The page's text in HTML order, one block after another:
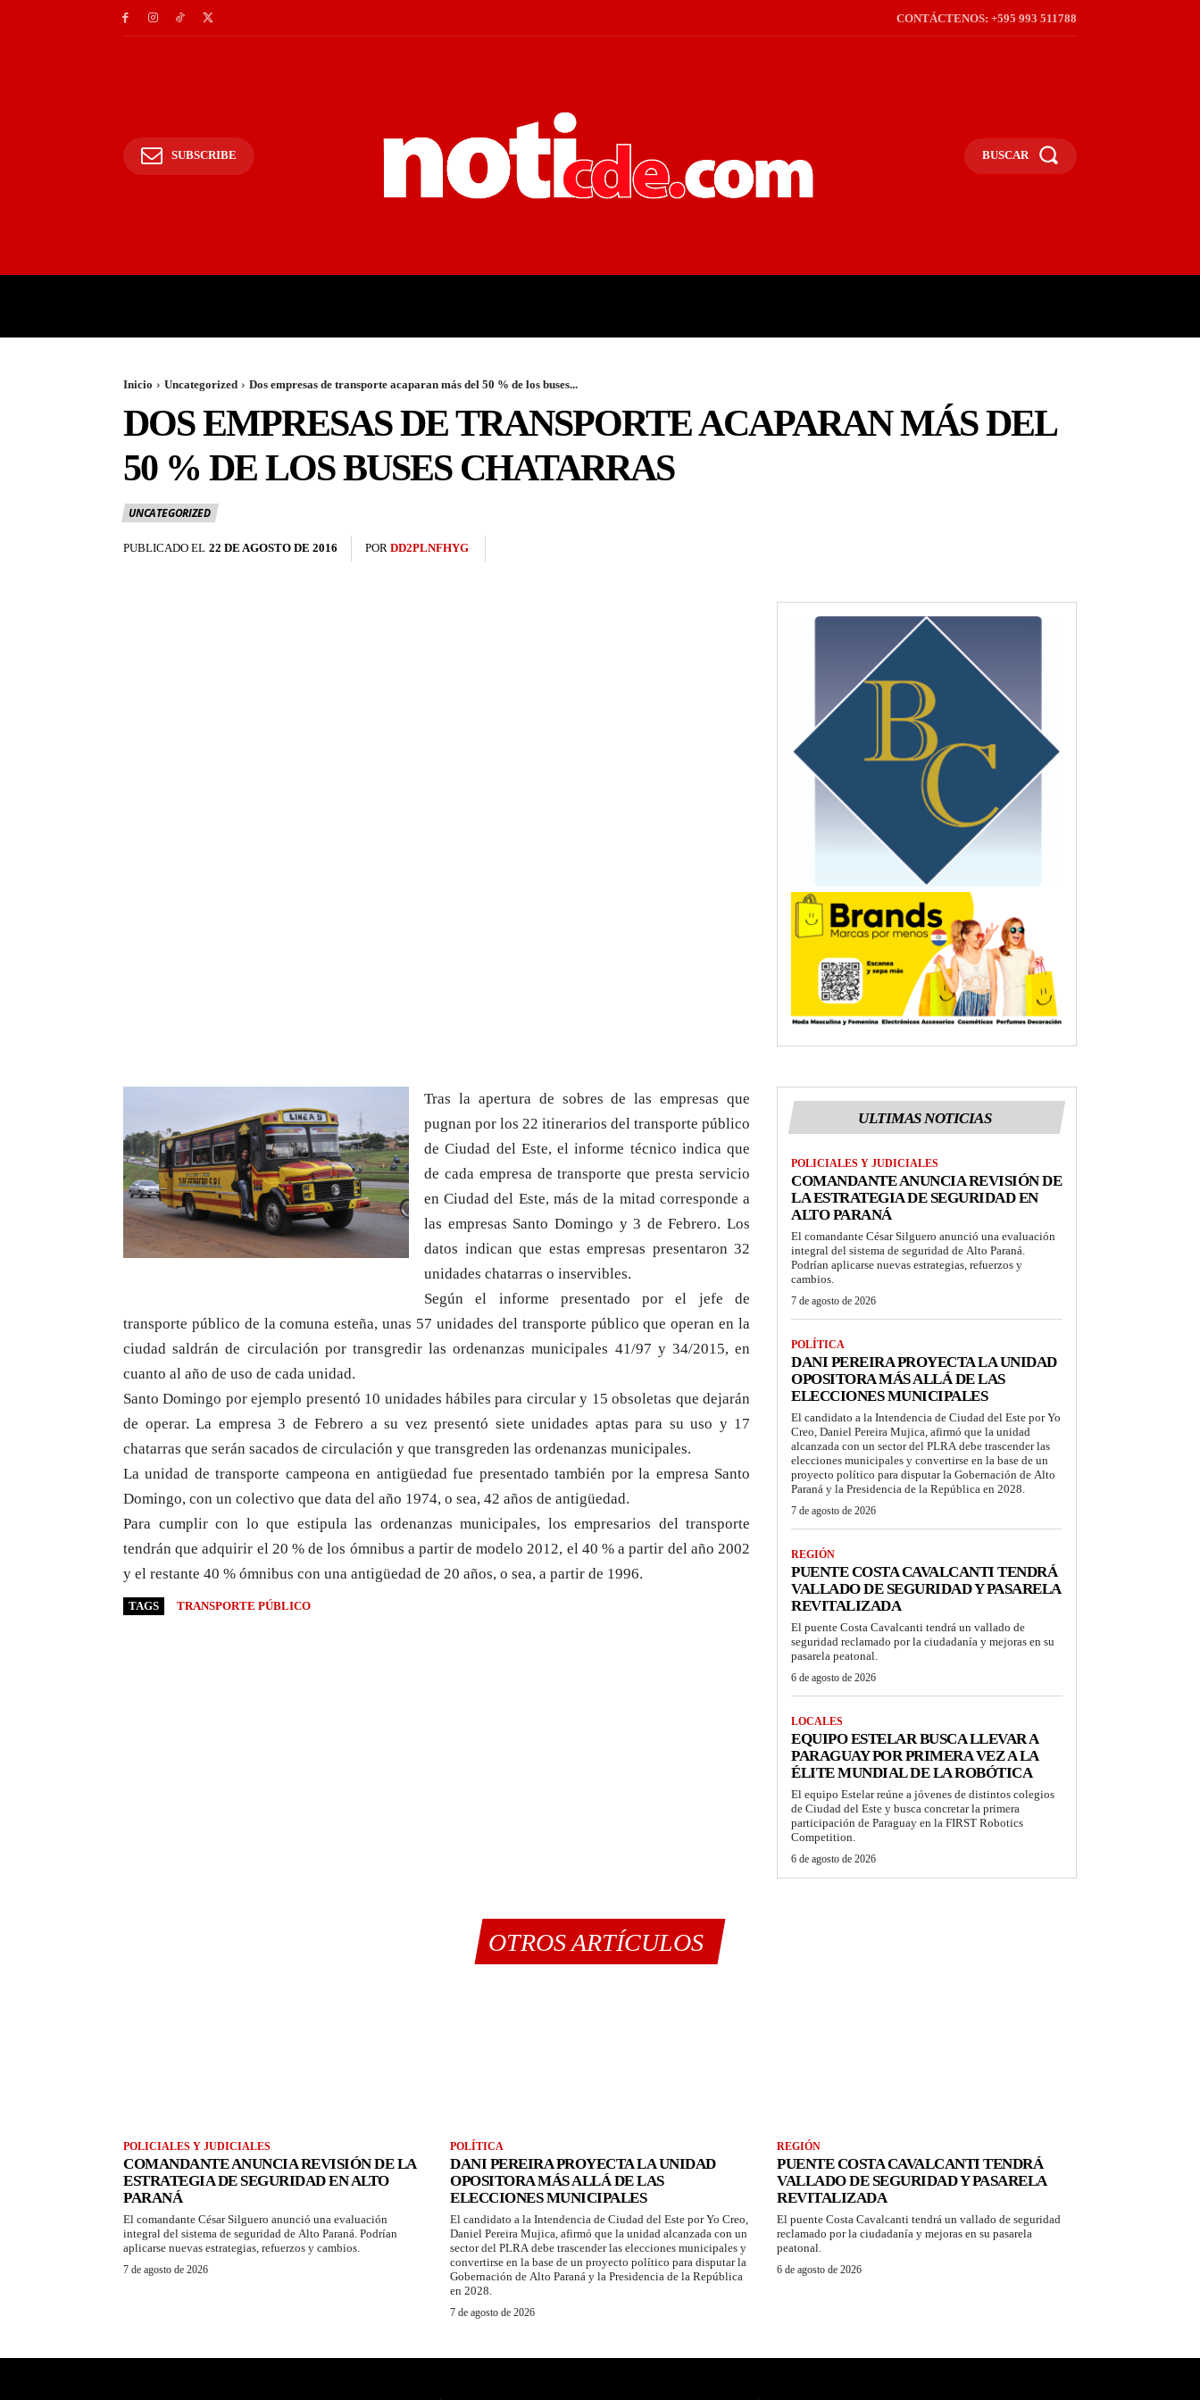
CONTÁCTENOS: +595 993 511788
SUBSCRIBE BUSCAR
Inicio Uncategorized Dos empresas de transporte acaparan más del 50 % de los buses...
DOS EMPRESAS DE TRANSPORTE ACAPARAN MÁS DEL
50 % DE LOS BUSES CHATARRAS
UNCATEGORIZED
PUBLICADO EL 22 DE AGOSTO DE 2016 POR DD2PLNFHYG
Tras la apertura de sobres de las empresas que
pugnan por los 22 itinerarios del transporte público
de Ciudad del Este, el informe técnico indica que
de cada empresa de transporte que presta servicio
en Ciudad del Este, más de la mitad corresponde a
las empresas Santo Domingo y 3 de Febrero. Los
datos indican que estas empresas presentaron 32
unidades chatarras o inservibles.
Según el informe presentado por el jefe de
transporte público de la comuna esteña, unas 57 unidades del transporte público que operan en la
ciudad saldrán de circulación por transgredir las ordenanzas municipales 41/97 y 34/2015, en
cuanto al año de uso de cada unidad.
Santo Domingo por ejemplo presentó 10 unidades hábiles para circular y 15 obsoletas que dejarán
de operar. La empresa 3 de Febrero a su vez presentó siete unidades aptas para su uso y 17
chatarras que serán sacados de circulación y que transgreden las ordenanzas municipales.
La unidad de transporte campeona en antigüedad fue presentado también por la empresa Santo
Domingo, con un colectivo que data del año 1974, o sea, 42 años de antigüedad.
Para cumplir con lo que estipula las ordenanzas municipales, los empresarios del transporte
tendrán que adquirir el 20 % de los ómnibus a partir de modelo 2012, el 40 % a partir del año 2002
y el restante 40 % ómnibus con una antigüedad de 20 años, o sea, a partir de 1996.
TAGS TRANSPORTE PÚBLICO
ULTIMAS NOTICIAS
POLICIALES Y JUDICIALES
COMANDANTE ANUNCIA REVISIÓN DE
LA ESTRATEGIA DE SEGURIDAD EN
ALTO PARANÁ
El comandante César Silguero anunció una evaluación
integral del sistema de seguridad de Alto Paraná.
Podrían aplicarse nuevas estrategias, refuerzos y
cambios.
7 de agosto de 2026
POLÍTICA
DANI PEREIRA PROYECTA LA UNIDAD
OPOSITORA MÁS ALLÁ DE LAS
ELECCIONES MUNICIPALES
El candidato a la Intendencia de Ciudad del Este por Yo
Creo, Daniel Pereira Mujica, afirmó que la unidad
alcanzada con un sector del PLRA debe trascender las
elecciones municipales y convertirse en la base de un
proyecto político para disputar la Gobernación de Alto
Paraná y la Presidencia de la República en 2028.
7 de agosto de 2026
REGIÓN
PUENTE COSTA CAVALCANTI TENDRÁ
VALLADO DE SEGURIDAD Y PASARELA
REVITALIZADA
El puente Costa Cavalcanti tendrá un vallado de
seguridad reclamado por la ciudadanía y mejoras en su
pasarela peatonal.
6 de agosto de 2026
LOCALES
EQUIPO ESTELAR BUSCA LLEVAR A
PARAGUAY POR PRIMERA VEZ A LA
ÉLITE MUNDIAL DE LA ROBÓTICA
El equipo Estelar reúne a jóvenes de distintos colegios
de Ciudad del Este y busca concretar la primera
participación de Paraguay en la FIRST Robotics
Competition.
6 de agosto de 2026
OTROS ARTÍCULOS
POLICIALES Y JUDICIALES
COMANDANTE ANUNCIA REVISIÓN DE LA
ESTRATEGIA DE SEGURIDAD EN ALTO
PARANÁ
El comandante César Silguero anunció una evaluación
integral del sistema de seguridad de Alto Paraná. Podrían
aplicarse nuevas estrategias, refuerzos y cambios.
7 de agosto de 2026
POLÍTICA
DANI PEREIRA PROYECTA LA UNIDAD
OPOSITORA MÁS ALLÁ DE LAS
ELECCIONES MUNICIPALES
El candidato a la Intendencia de Ciudad del Este por Yo Creo,
Daniel Pereira Mujica, afirmó que la unidad alcanzada con un
sector del PLRA debe trascender las elecciones municipales y
convertirse en la base de un proyecto político para disputar la
Gobernación de Alto Paraná y la Presidencia de la República
en 2028.
7 de agosto de 2026
REGIÓN
PUENTE COSTA CAVALCANTI TENDRÁ
VALLADO DE SEGURIDAD Y PASARELA
REVITALIZADA
El puente Costa Cavalcanti tendrá un vallado de seguridad
reclamado por la ciudadanía y mejoras en su pasarela
peatonal.
6 de agosto de 2026